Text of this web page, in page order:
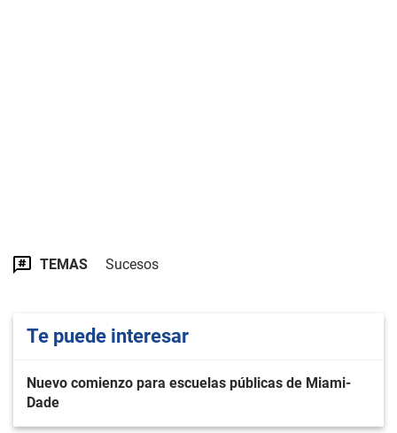
TEMAS Sucesos
Te puede interesar
Nuevo comienzo para escuelas públicas de Miami-
Dade